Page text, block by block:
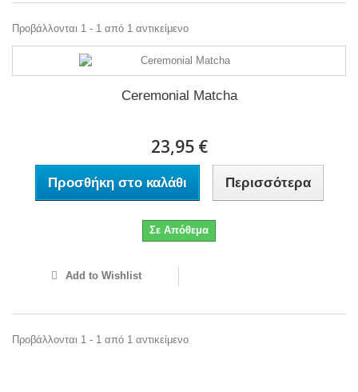
Προβάλλονται 1 - 1 από 1 αντικείμενο
Ceremonial Matcha
23,95 €
Προσθήκη στο καλάθι Περισσότερα
Σε Απόθεμα
Add to Wishlist
Προβάλλονται 1 - 1 από 1 αντικείμενο